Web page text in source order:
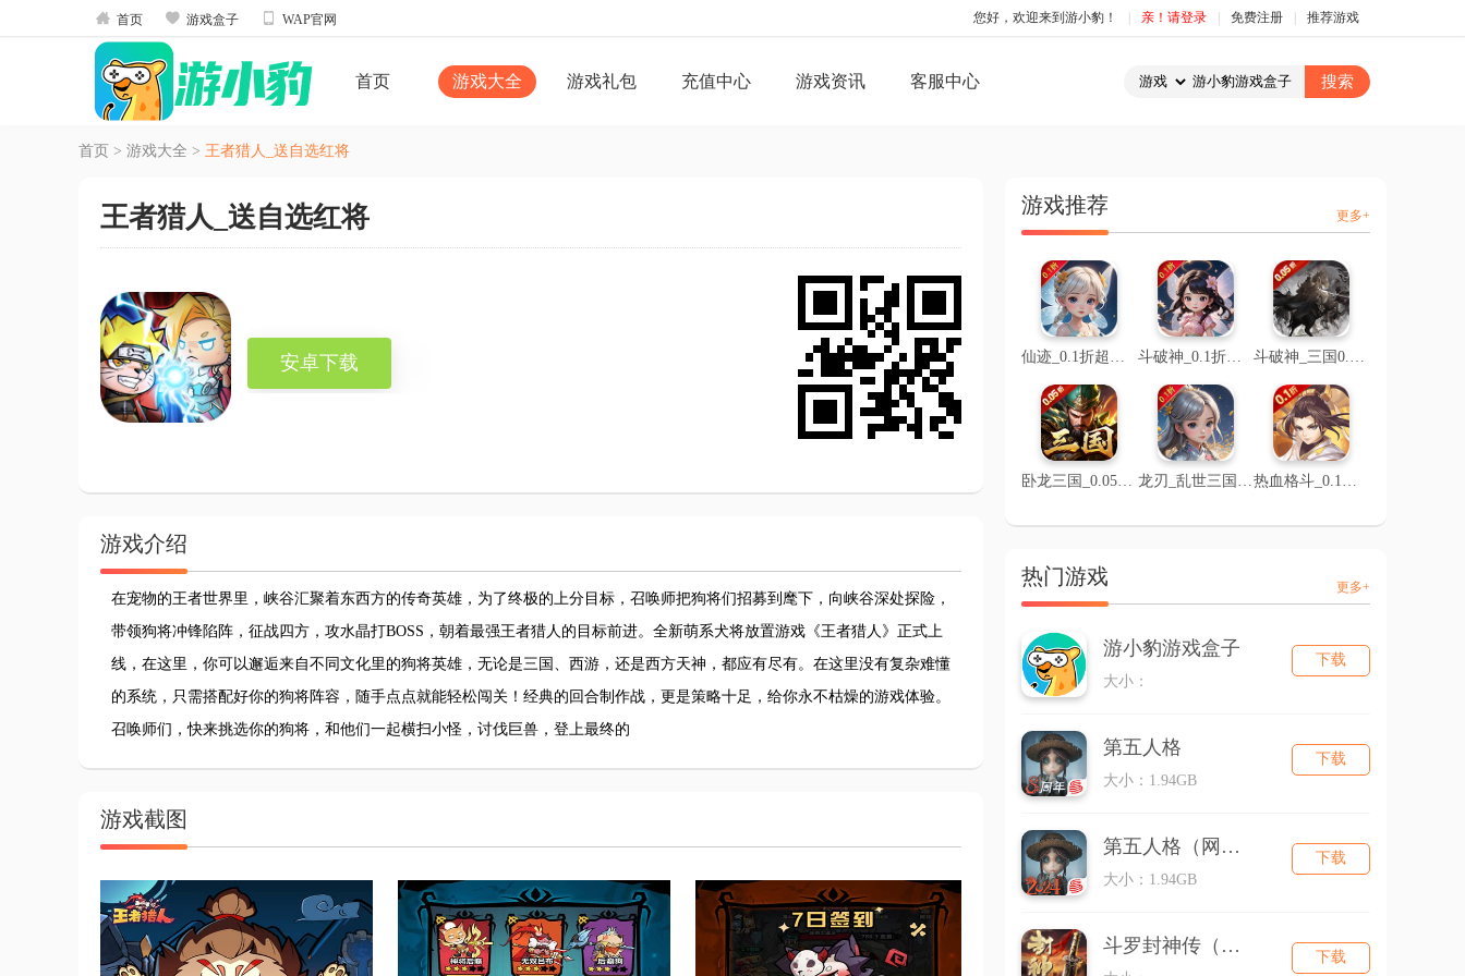
 首页  游戏盒子  WAP官网 您好，欢迎来到游小豹！ 亲！请登录 免费注册 推荐游戏
首页 游戏大全 游戏礼包 充值中心 游戏资讯 客服中心
首页 > 游戏大全 > 王者猎人_送自选红将
王者猎人_送自选红将
安卓下载
游戏介绍
在宠物的王者世界里，峡谷汇聚着东西方的传奇英雄，为了终极的上分目标，召唤师把狗将们招募到麾下，向峡谷深处探险，
带领狗将冲锋陷阵，征战四方，攻水晶打BOSS，朝着最强王者猎人的目标前进。全新萌系犬将放置游戏《王者猎人》正式上
线，在这里，你可以邂逅来自不同文化里的狗将英雄，无论是三国、西游，还是西方天神，都应有尽有。在这里没有复杂难懂
的系统，只需搭配好你的狗将阵容，随手点点就能轻松闯关！经典的回合制作战，更是策略十足，给你永不枯燥的游戏体验。
召唤师们，快来挑选你的狗将，和他们一起横扫小怪，讨伐巨兽，登上最终的
游戏截图
游戏推荐 更多+
仙迹_0.1折超级折扣 斗破神_0.1折仙帝之路 斗破神_三国0.05折文字
卧龙三国_0.05折乱世争锋 龙刃_乱世三国0.1折 热血格斗_0.1折魔化三国
热门游戏 更多+
游小豹游戏盒子
大小：
下载
第五人格
大小：1.94GB
下载
第五人格（网易版）
大小：1.94GB
下载
斗罗封神传（三国超超变）
下载